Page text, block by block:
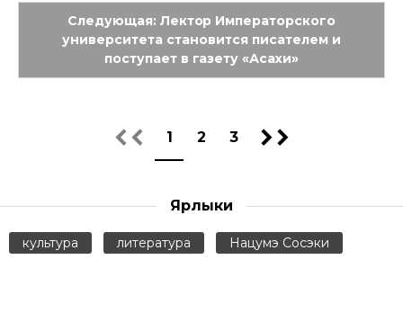
Следующая: Лектор Императорского
университета становится писателем и
поступает в газету «Асахи»
1 2 3
Ярлыки
культура литература Нацумэ Сосэки